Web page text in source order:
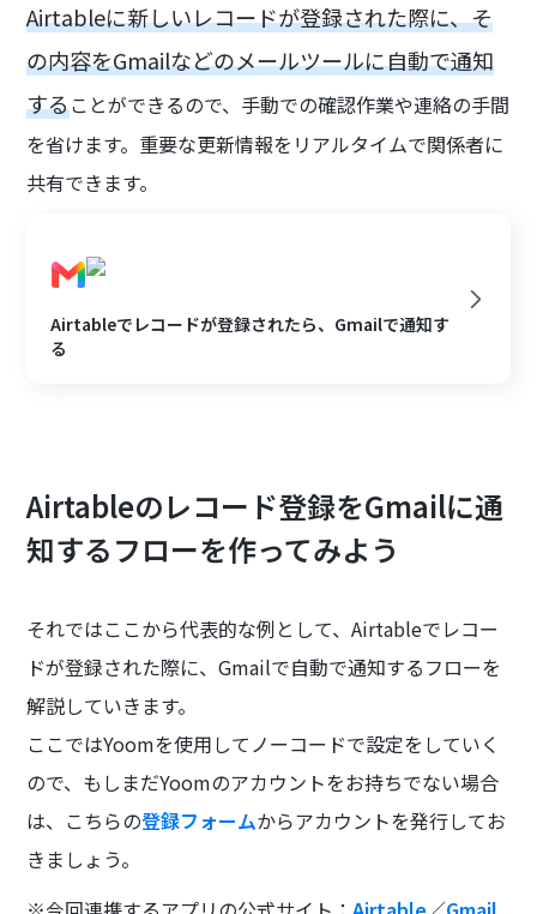
Airtableに新しいレコードが登録された際に、そ
の内容をGmailなどのメールツールに自動で通知
することができるので、手動での確認作業や連絡の手間
を省けます。重要な更新情報をリアルタイムで関係者に
共有できます。
Airtableでレコードが登録されたら、Gmailで通知す
る
Airtableのレコード登録をGmailに通
知するフローを作ってみよう
それではここから代表的な例として、Airtableでレコー
ドが登録された際に、Gmailで自動で通知するフローを
解説していきます。
ここではYoomを使用してノーコードで設定をしていく
ので、もしまだYoomのアカウントをお持ちでない場合
は、こちらの登録フォームからアカウントを発行してお
きましょう。